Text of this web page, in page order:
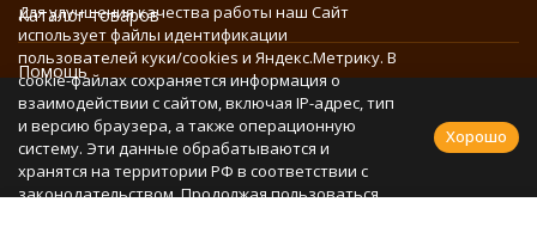
Каталог товаров
Помощь
Информация
Политика персональных данных
Для улучшения качества работы наш Сайт
использует файлы идентификации
пользователей куки/cookies и Яндекс.Метрику. В
cookie-файлах сохраняется информация о
взаимодействии с сайтом, включая IP-адрес, тип
и версию браузера, а также операционную
систему. Эти данные обрабатываются и
хранятся на территории РФ в соответствии с
законодательством. Продолжая пользоваться
Хорошо